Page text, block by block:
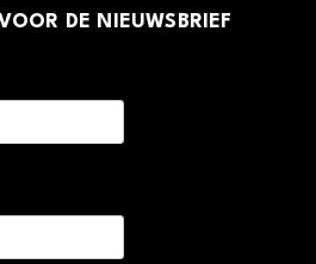
DE NIEUWSBRIEF